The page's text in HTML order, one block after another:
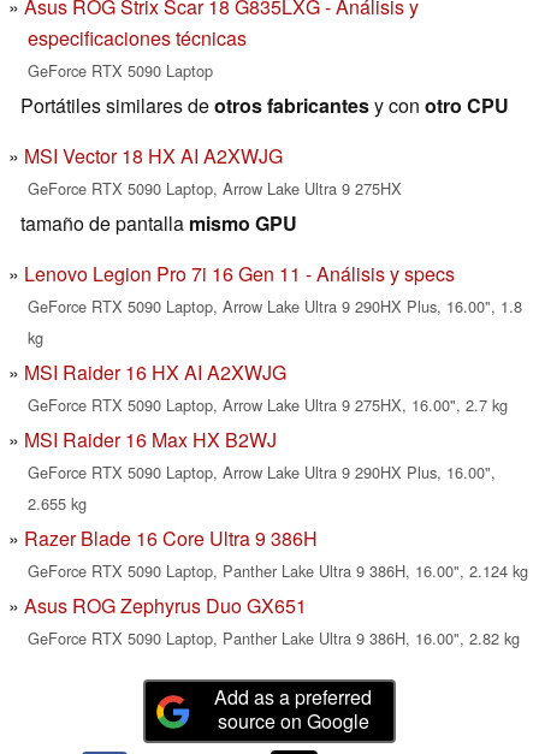
Asus ROG Strix Scar 18 G835LXG - Análisis y
especificaciones técnicas
GeForce RTX 5090 Laptop
Portátiles similares deotros fabricantesy con otro CPU
MSI Vector 18 HX AI A2XWJG
GeForce RTX 5090 Laptop, Arrow Lake Ultra 9 275HX
tamaño de pantalla mismo GPU
Lenovo Legion Pro 7i 16 Gen 11 - Análisis y specs
GeForce RTX 5090 Laptop, Arrow Lake Ultra 9 290HX Plus, 16.00", 1.8
kg
MSI Raider 16 HX AI A2XWJG
GeForce RTX 5090 Laptop, Arrow Lake Ultra 9 275HX, 16.00", 2.7 kg
MSI Raider 16 Max HX B2WJ
GeForce RTX 5090 Laptop, Arrow Lake Ultra 9 290HX Plus, 16.00",
2.655 kg
Razer Blade 16 Core Ultra 9 386H
GeForce RTX 5090 Laptop, Panther Lake Ultra 9 386H, 16.00", 2.124 kg
Asus ROG Zephyrus Duo GX651
GeForce RTX 5090 Laptop, Panther Lake Ultra 9 386H, 16.00", 2.82 kg
Add as a preferred
source on Google